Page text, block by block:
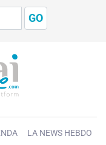
GO
LA NEWS HEBDO